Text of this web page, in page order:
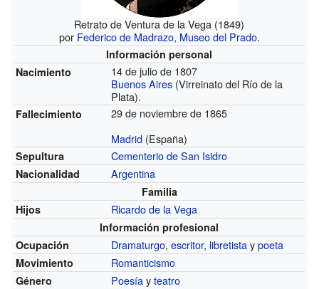
Retrato de Ventura de la Vega (1849)
por Federico de Madrazo, Museo del Prado.
Información personal
Nacimiento
14 de julio de 1807
Buenos Aires (Virreinato del Río de la
Plata).
Fallecimiento
29 de noviembre de 1865
Madrid (España)
Sepultura Cementerio de San Isidro
Nacionalidad Argentina
Familia
Hijos
Ricardo de la Vega
Información profesional
Ocupación
Dramaturgo,escritor, libretistaypoeta
Movimiento Romanticismo
Género Poesíayteatro